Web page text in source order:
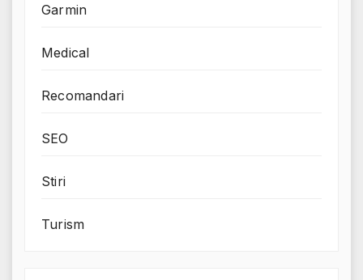
Garmin
Medical
Recomandari
SEO
Stiri
Turism